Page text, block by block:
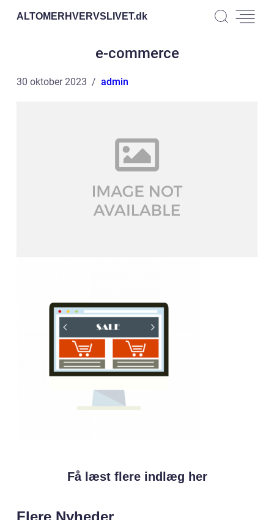
ALTOMERHVERVSLIVET.dk
e-commerce
30 oktober 2023 admin
Få læst flere indlæg her
Flere Nyheder